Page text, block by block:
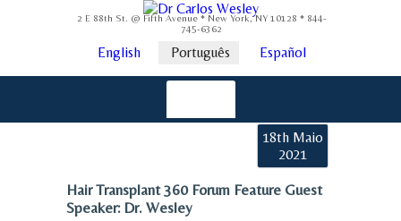
2 E 88th St. @ Fifth Avenue * New York, NY 10128 * 844-
745-6362
English Português Español
18th Maio
2021
Hair Transplant 360 Forum Feature Guest
Speaker: Dr. Wesley